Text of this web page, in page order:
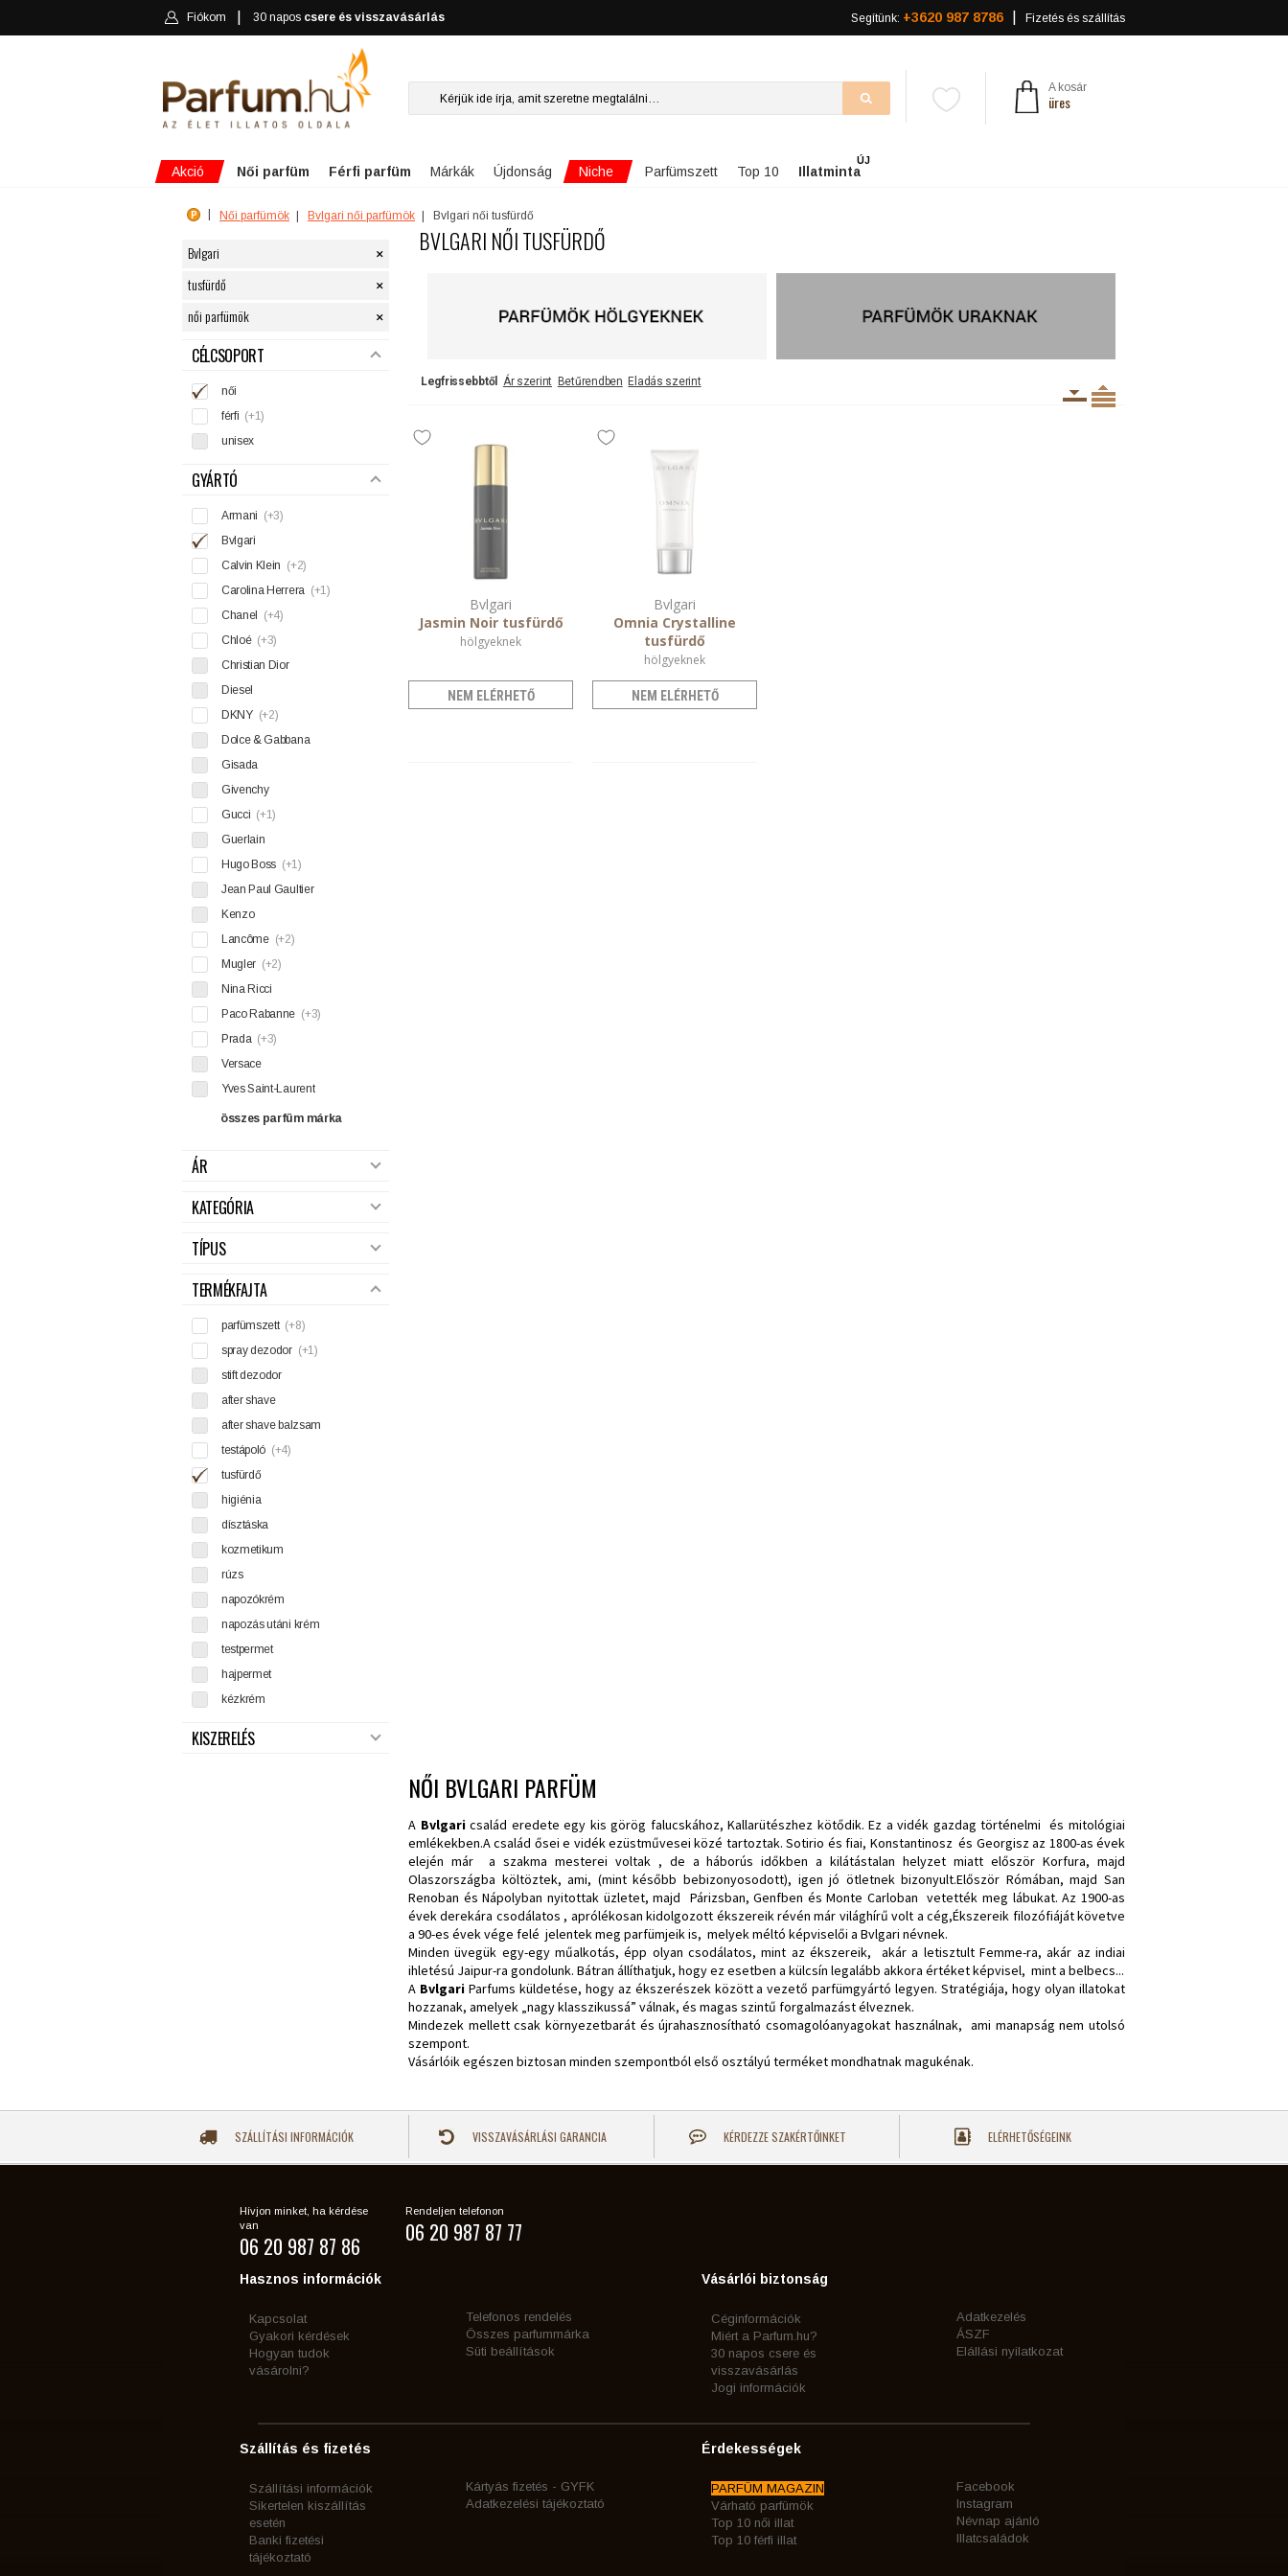
Fiókom 30 napos csere és visszavásárlás Segítünk: +3620 987 8786 Fizetés és szállítás
A kosár
üres
Akció Női parfüm Férfi parfüm Márkák Újdonság Niche Parfümszett Top 10 Illatminta
ÚJ
Női parfümök Bvlgari női parfümök Bvlgari női tusfürdő
Bvlgari ×
tusfürdő ×
női parfümök ×
SZŰRÉS
CÉLCSOPORT
női
férfi (+1)
unisex
GYÁRTÓ
Armani (+3)
Bvlgari
Calvin Klein (+2)
Carolina Herrera (+1)
Chanel
(+4)
Chloé (+3)
Christian Dior
Diesel
DKNY (+2)
Dolce & Gabbana
Gisada
Givenchy
Gucci (+1)
Guerlain
Hugo Boss (+1)
Jean Paul Gaultier
Kenzo
Lancôme (+2)
Mugler (+2)
Nina Ricci
Paco Rabanne (+3)
Prada (+3)
Versace
Yves Saint-Laurent
összes parfüm márka
ÁR
KATEGÓRIA
TÍPUS
TERMÉKFAJTA
parfümszett (+8)
spray dezodor (+1)
stift dezodor
after shave
after shave balzsam
testápoló (+4)
tusfürdő
higiénia
dísztáska
kozmetikum
rúzs
napozókrém
napozás utáni krém
testpermet
hajpermet
kézkrém
KISZERELÉS
BVLGARI NŐI TUSFÜRDŐ
Legfrissebbtől Ár szerint Betűrendben Eladás szerint
Bvlgari
Jasmin Noir tusfürdő
hölgyeknek
NEM ELÉRHETŐ
Bvlgari
Omnia Crystalline
tusfürdő
hölgyeknek
NEM ELÉRHETŐ
NŐI BVLGARI PARFÜM
A Bvlgaricsalád eredete egy kis görög falucskához, Kallarütészhez kötődik. Ez a vidék gazdag történelmi és mitológiai
emlékekben.A család ősei e vidék ezüstművesei közé tartoztak. Sotirio és fiai, Konstantinosz és Georgisz az 1800-as évek
elején már a szakma mesterei voltak , de a háborús időkben a kilátástalan helyzet miatt először Korfura, majd
Olaszországba költöztek, ami, (mint később bebizonyosodott), igen jó ötletnek bizonyult.Először Rómában, majd San
Renoban és Nápolyban nyitottak üzletet, majd Párizsban, Genfben és Monte Carloban vetették meg lábukat. Az 1900-as
évek derekára csodálatos , aprólékosan kidolgozott ékszereik révén már világhírű volt a cég,Ékszereik filozófiáját követve
a 90-es évek vége felé jelentek meg parfümjeik is, melyek méltó képviselői a Bvlgari névnek.
Minden üvegük egy-egy műalkotás, épp olyan csodálatos, mint az ékszereik, akár a letisztult Femme-ra, akár az indiai
ihletésú Jaipur-ra gondolunk. Bátran állíthatjuk, hogy ez esetben a külcsín legalább akkora értéket képvisel, mint a belbecs...
A Bvlgari Parfums küldetése, hogy az ékszerészek között a vezető parfümgyártó legyen. Stratégiája, hogy olyan illatokat
hozzanak, amelyek „nagy klasszikussá” válnak, és magas szintű forgalmazást élveznek.
Mindezek mellett csak környezetbarát és újrahasznosítható csomagolóanyagokat használnak, ami manapság nem utolsó
szempont.
Vásárlóik egészen biztosan minden szempontból első osztályú terméket mondhatnak magukénak.
SZÁLLÍTÁSI INFORMÁCIÓK VISSZAVÁSÁRLÁSI GARANCIA KÉRDEZZE SZAKÉRTŐINKET ELÉRHETŐSÉGEINK
Hívjon minket, ha kérdése
van
06 20 987 87 86
Rendeljen telefonon
06 20 987 87 77
Hasznos információk
Kapcsolat
Gyakori kérdések
Hogyan tudok
vásárolni?
Telefonos rendelés
Összes parfummárka
Süti beállítások
Vásárlói biztonság
Céginformációk
Miért a Parfum.hu?
30 napos csere és
visszavásárlás
Jogi információk
Adatkezelés
ÁSZF
Elállási nyilatkozat
Szállítás és fizetés
Szállítási információk
Sikertelen kiszállítás
esetén
Banki fizetési
tájékoztató
Kártyás fizetés - GYFK
Adatkezelési tájékoztató
Érdekességek
PARFÜM MAGAZIN
Várható parfümök
Top 10 női illat
Top 10 férfi illat
Facebook
Instagram
Névnap ajánló
Illatcsaládok